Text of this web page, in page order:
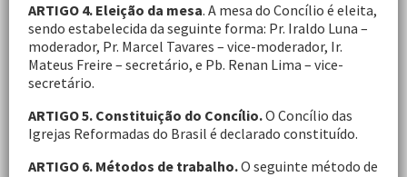
ARTIGO 4. Eleição da mesa. A mesa do Concílio é eleita,
sendo estabelecida da seguinte forma: Pr. Iraldo Luna –
moderador, Pr. Marcel Tavares – vice-moderador, Ir.
Mateus Freire – secretário, e Pb. Renan Lima – vice-
secretário.
ARTIGO 5. Constituição do Concílio.O Concílio das
Igrejas Reformadas do Brasil é declarado constituído.
ARTIGO 6. Métodos de trabalho.O seguinte método de